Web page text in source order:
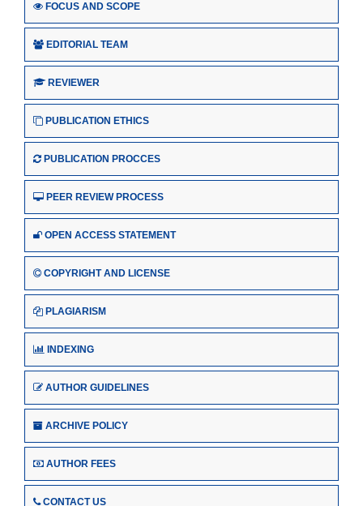
FOCUS AND SCOPE
EDITORIAL TEAM
REVIEWER
PUBLICATION ETHICS
PUBLICATION PROCCES
PEER REVIEW PROCESS
OPEN ACCESS STATEMENT
COPYRIGHT AND LICENSE
PLAGIARISM
INDEXING
AUTHOR GUIDELINES
ARCHIVE POLICY
AUTHOR FEES
CONTACT US